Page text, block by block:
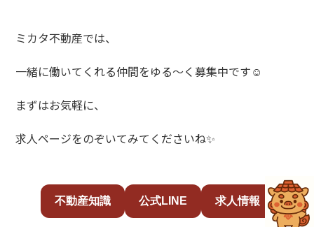
ミカタ不動産では、
一緒に働いてくれる仲間をゆる～く募集中です☺️
まずはお気軽に、
求人ページをのぞいてみてくださいね✨
不動産知識 公式LINE 求人情報